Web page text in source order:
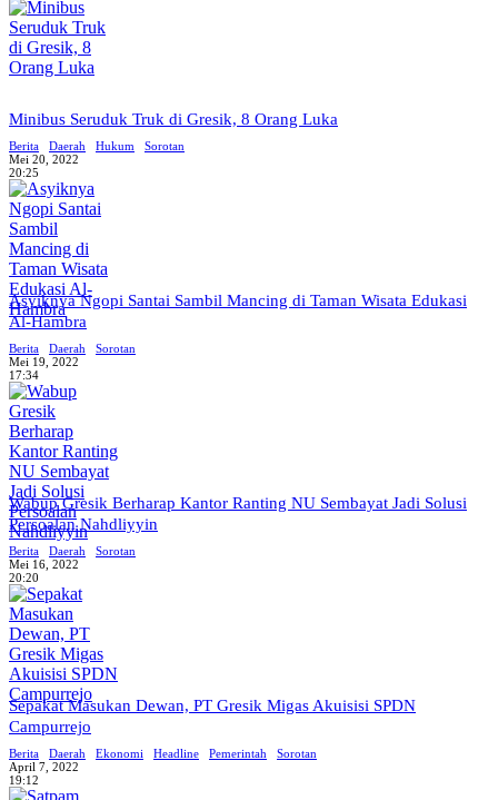
Minibus Seruduk Truk di Gresik, 8 Orang Luka
Berita Daerah Hukum
Sorotan
Mei 20, 2022
20:25
Asyiknya Ngopi Santai Sambil Mancing di Taman Wisata Edukasi
Al-Hambra
Berita Daerah
Sorotan
Mei 19, 2022
17:34
Wabup Gresik Berharap Kantor Ranting NU Sembayat Jadi Solusi
Persoalan Nahdliyyin
Berita Daerah
Sorotan
Mei 16, 2022
20:20
Sepakat Masukan Dewan, PT Gresik Migas Akuisisi SPDN
Campurrejo
Berita Daerah Ekonomi Headline Pemerintah
Sorotan
April 7, 2022
19:12